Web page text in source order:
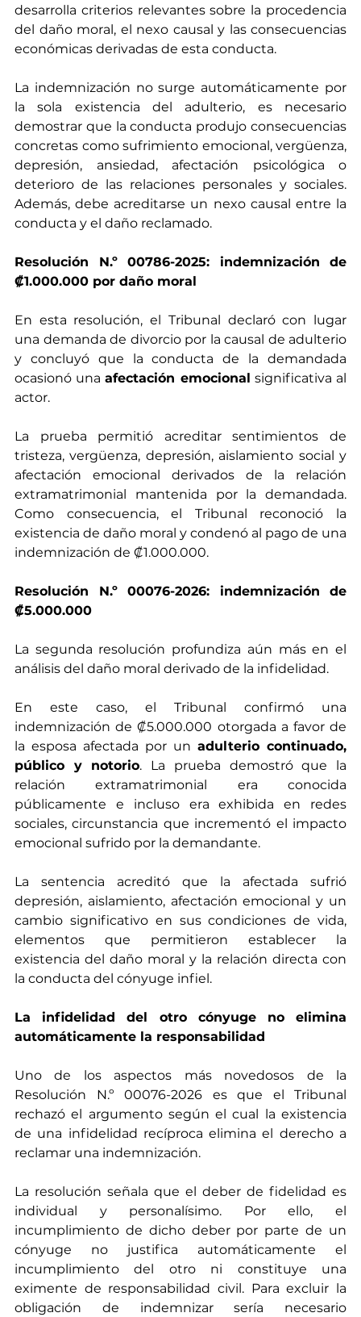
desarrolla criterios relevantes sobre la procedencia
del daño moral, el nexo causal y las consecuencias
económicas derivadas de esta conducta.
La indemnización no surge automáticamente por
la sola existencia del adulterio, es necesario
demostrar que la conducta produjo consecuencias
concretas como sufrimiento emocional, vergüenza,
depresión, ansiedad, afectación psicológica o
deterioro de las relaciones personales y sociales.
Además, debe acreditarse un nexo causal entre la
conducta y el daño reclamado.
Resolución N.º 00786-2025: indemnización de
₡1.000.000 por daño moral
En esta resolución, el Tribunal declaró con lugar
una demanda de divorcio por la causal de adulterio
y concluyó que la conducta de la demandada
ocasionó una afectación emocional significativa al
actor.
La prueba permitió acreditar sentimientos de
tristeza, vergüenza, depresión, aislamiento social y
afectación emocional derivados de la relación
extramatrimonial mantenida por la demandada.
Como consecuencia, el Tribunal reconoció la
existencia de daño moral y condenó al pago de una
indemnización de ₡1.000.000.
Resolución N.º 00076-2026: indemnización de
₡5.000.000
La segunda resolución profundiza aún más en el
análisis del daño moral derivado de la infidelidad.
En este caso, el Tribunal confirmó una
indemnización de ₡5.000.000 otorgada a favor de
la esposa afectada por un adulterio continuado,
público y notorio. La prueba demostró que la
relación extramatrimonial era conocida
públicamente e incluso era exhibida en redes
sociales, circunstancia que incrementó el impacto
emocional sufrido por la demandante.
La sentencia acreditó que la afectada sufrió
depresión, aislamiento, afectación emocional y un
cambio significativo en sus condiciones de vida,
elementos que permitieron establecer la
existencia del daño moral y la relación directa con
la conducta del cónyuge infiel.
La infidelidad del otro cónyuge no elimina
automáticamente la responsabilidad
Uno de los aspectos más novedosos de la
Resolución N.º 00076-2026 es que el Tribunal
rechazó el argumento según el cual la existencia
de una infidelidad recíproca elimina el derecho a
reclamar una indemnización.
La resolución señala que el deber de fidelidad es
individual y personalísimo. Por ello, el
incumplimiento de dicho deber por parte de un
cónyuge no justifica automáticamente el
incumplimiento del otro ni constituye una
eximente de responsabilidad civil. Para excluir la
obligación de indemnizar sería necesario